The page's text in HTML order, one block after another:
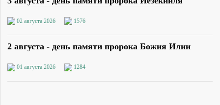
02 августа 2026 1576
2 августа - день памяти пророка Божия Илии
01 августа 2026 1284